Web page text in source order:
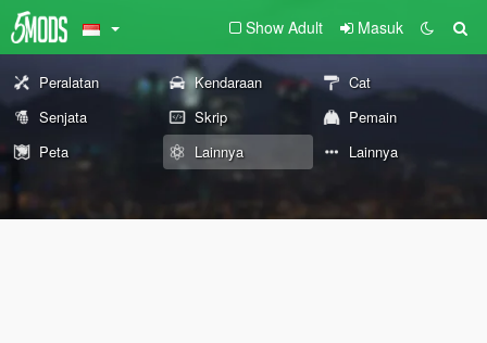
Show Adult Masuk
Peralatan Kendaraan
Cat
Senjata
Skrip
Pemain
Peta
Lainnya Lainnya